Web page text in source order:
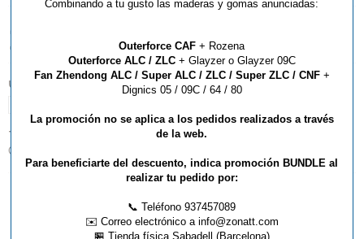
11,90€
UNIDADES:
TIPO:
Competición
AÑADIR AL CARRITO
Combinando a tu gusto las maderas y gomas anunciadas:
Outerforce CAF + Rozena
Outerforce ALC / ZLC+ Glayzer o Glayzer 09C
Fan Zhendong ALC / Super ALC / ZLC / Super ZLC / CNF+
Dignics 05 / 09C / 64 / 80
La promoción no se aplica a los pedidos realizados a través
de la web.
Para beneficiarte del descuento, indica promoción BUNDLE al
realizar tu pedido por:
📞 Teléfono 937457089
✉️ Correo electrónico a info@zonatt.com
🏪 Tienda física Sabadell (Barcelona)